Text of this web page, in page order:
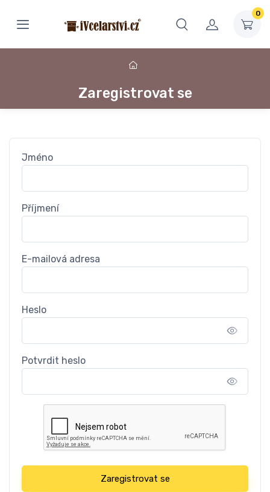
0
Zaregistrovat se
Jméno
Příjmení
E-mailová adresa
Heslo
Potvrdit heslo
Zaregistrovat se